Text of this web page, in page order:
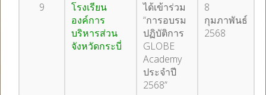
9
โรงเรียน
องค์การ
บริหารส่วน
จังหวัดกระบี่
ได้เข้าร่วม
“การอบรม
ปฏิบัติการ
GLOBE
Academy
ประจำปี
2568”
8
กุมภาพันธ์
2568